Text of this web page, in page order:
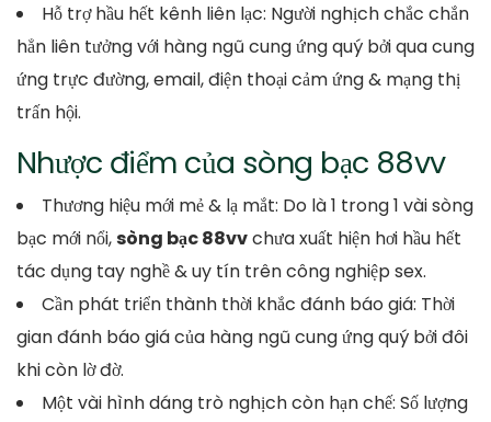
Hỗ trợ hầu hết kênh liên lạc: Người nghịch chắc chắn
hẳn liên tưởng với hàng ngũ cung ứng quý bởi qua cung
ứng trực đường, email, điện thoại cảm ứng & mạng thị
trấn hội.
Nhược điểm của sòng bạc 88vv
Thương hiệu mới mẻ & lạ mắt: Do là 1 trong 1 vài sòng
bạc mới nổi,sòng bạc 88vvchưa xuất hiện hơi hầu hết
tác dụng tay nghề & uy tín trên công nghiệp sex.
Cần phát triển thành thời khắc đánh báo giá: Thời
gian đánh báo giá của hàng ngũ cung ứng quý bởi đôi
khi còn lờ đờ.
Một vài hình dáng trò nghịch còn hạn chế: Số lượng